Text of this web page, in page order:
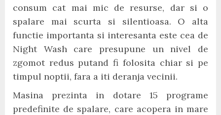
consum cat mai mic de resurse, dar si o
spalare mai scurta si silentioasa. O alta
functie importanta si interesanta este cea de
Night Wash care presupune un nivel de
zgomot redus putand fi folosita chiar si pe
timpul noptii, fara a iti deranja vecinii.
Masina prezinta in dotare 15 programe
predefinite de spalare, care acopera in mare